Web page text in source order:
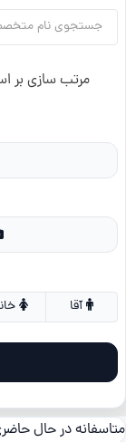
مرتب سازی بر
خانم
متاسفانه در حال